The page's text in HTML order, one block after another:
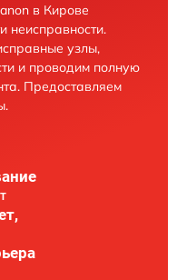
в Кирове
неисправности.
узлы,
и проводим полную
Предоставляем